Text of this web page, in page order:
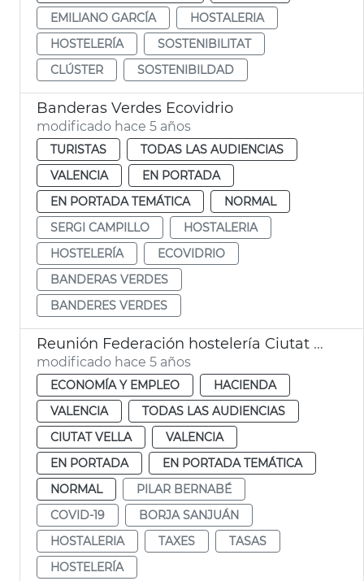
EMILIANO GARCÍA
HOSTALERIA
HOSTELERÍA
SOSTENIBILITAT
CLÚSTER
SOSTENIBILDAD
Banderas Verdes Ecovidrio
modificado hace 5 años
TURISTAS
TODAS LAS AUDIENCIAS
VALENCIA
EN PORTADA
EN PORTADA TEMÁTICA
NORMAL
SERGI CAMPILLO
HOSTALERIA
HOSTELERÍA
ECOVIDRIO
BANDERAS VERDES
BANDERES VERDES
Reunión Federación hostelería Ciutat Vella
modificado hace 5 años
ECONOMÍA Y EMPLEO
HACIENDA
VALENCIA
TODAS LAS AUDIENCIAS
CIUTAT VELLA
VALENCIA
EN PORTADA
EN PORTADA TEMÁTICA
NORMAL
PILAR BERNABÉ
COVID-19
BORJA SANJUÁN
HOSTALERIA
TAXES
TASAS
HOSTELERÍA